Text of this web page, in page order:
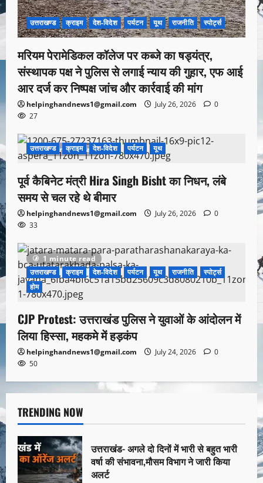
उत्तराखण्ड क्राइम देश-विदेश पर्यटन यूथ राजनीति स्पोर्ट्स
मरियम पेरामेडिकल कॉलेज पर कब्जे का षड्यंत्र,
संस्थापक पक्ष ने पुलिस से लगाई न्याय की गुहार, एफ आई
आर दर्ज कर निष्पक्ष जांच और कार्रवाई की मांग
helpinghandnews1@gmail.com July 26, 2026
0
27
1 minute read
उत्तराखण्ड क्राइम देश-विदेश पर्यटन यूथ
पूर्व कैबिनेट मंत्री Hira Singh Bisht का निधन, लंबे
समय से चल रहे थे बीमार
helpinghandnews1@gmail.com July 26, 2026
0
33
1 minute read
उत्तराखण्ड
क्राइम देश-विदेश पर्यटन यूथ राजनीति
स्पोर्ट्स
होम
CJP Protest: उत्तराखंड पुलिस ने युवाओं के आंदोलन में
लिया हिस्सा, महकमे में हड़कंप
helpinghandnews1@gmail.com July 24, 2026
0
50
TRENDING NOW
उत्तराखंड- अगले दो दिनों में भारी से बहुत भारी
वर्षा की संभावना,मौसम विभाग ने जारी किया
अलर्ट